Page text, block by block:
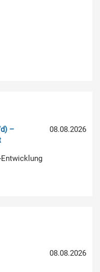
08.08.2026
–
08.08.2026